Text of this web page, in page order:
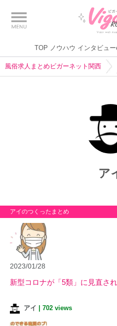
TOP ノウハウ インタビュ
風俗求人まとめビガーネット関西
ア
アイのつくったまとめ
2023/01/28
新型コロナが「5類」に見直さ
アイ 702 views